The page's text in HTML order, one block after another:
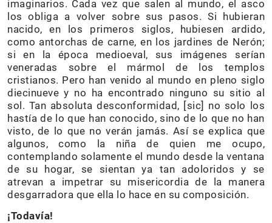
imaginarios. Cada vez que salen al mundo, el asco
los obliga a volver sobre sus pasos. Si hubieran
nacido, en los primeros siglos, hubiesen ardido,
como antorchas de carne, en los jardines de Nerón;
si en la época medioeval, sus imágenes serían
veneradas sobre el mármol de los templos
cristianos. Pero han venido al mundo en pleno siglo
diecinueve y no ha encontrado ninguno su sitio al
sol. Tan absoluta desconformidad, [sic] no solo los
hastía de lo que han conocido, sino de lo que no han
visto, de lo que no verán jamás. Así se explica que
algunos, como la niña de quien me ocupo,
contemplando solamente el mundo desde la ventana
de su hogar, se sientan ya tan adoloridos y se
atrevan a impetrar su misericordia de la manera
desgarradora que ella lo hace en su composición.
¡Todavía!